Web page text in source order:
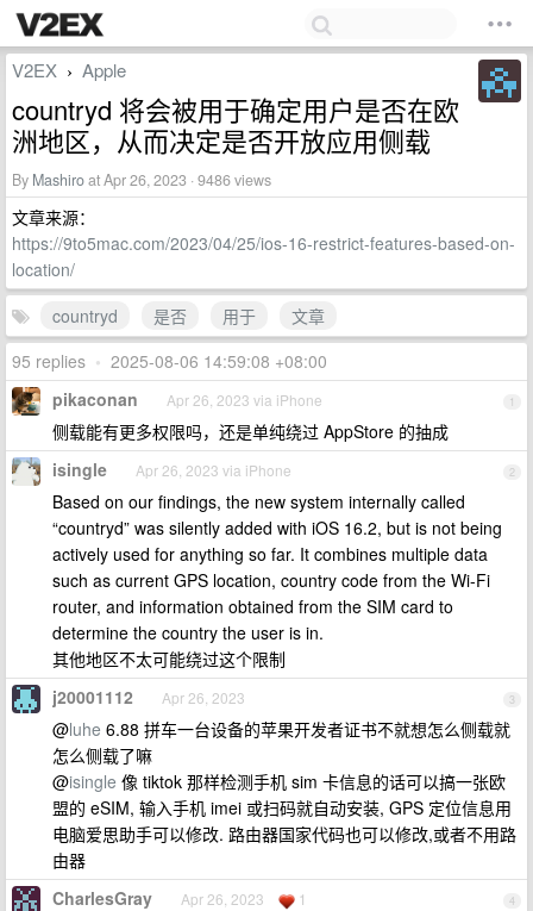
V2EX › Apple
countryd 将会被用于确定用户是否在欧
洲地区，从而决定是否开放应用侧载
By Mashiroat Apr 26, 2023 · 9486 views
文章来源：
https://9to5mac.com/2023/04/25/ios-16-restrict-features-based-on-
location/
countryd
是否 用于
文章
95 replies • 2025-08-06 14:59:08 +08:00
1
pikaconan Apr 26, 2023 via iPhone
侧载能有更多权限吗，还是单纯绕过 AppStore 的抽成
2
isingle Apr 26, 2023 via iPhone
Based on our findings, the new system internally called
“countryd” was silently added with iOS 16.2, but is not being
actively used for anything so far. It combines multiple data
such as current GPS location, country code from the Wi-Fi
router, and information obtained from the SIM card to
determine the country the user is in.
其他地区不太可能绕过这个限制
3
j20001112 Apr 26, 2023
@luhe 6.88 拼车一台设备的苹果开发者证书不就想怎么侧载就
怎么侧载了嘛
@isingle 像 tiktok 那样检测手机 sim 卡信息的话可以搞一张欧
盟的 eSIM, 输入手机 imei 或扫码就自动安装, GPS 定位信息用
电脑爱思助手可以修改. 路由器国家代码也可以修改,或者不用路
由器
4
CharlesGray Apr 26, 2023 1